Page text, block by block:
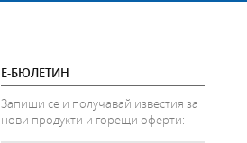
Е-БЮЛЕТИН
Запиши се и получавай известия за
нови продукти и горещи оферти: